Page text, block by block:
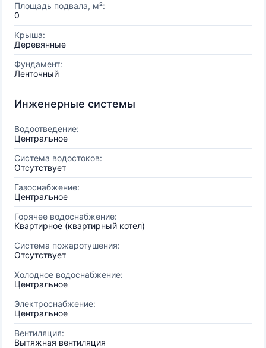
Площадь подвала, м²:
0
Крыша:
Деревянные
Фундамент:
Ленточный
Инженерные системы
Водоотведение:
Центральное
Система водостоков:
Отсутствует
Газоснабжение:
Центральное
Горячее водоснабжение:
Квартирное (квартирный котел)
Система пожаротушения:
Отсутствует
Холодное водоснабжение:
Центральное
Электроснабжение:
Центральное
Вентиляция:
Вытяжная вентиляция